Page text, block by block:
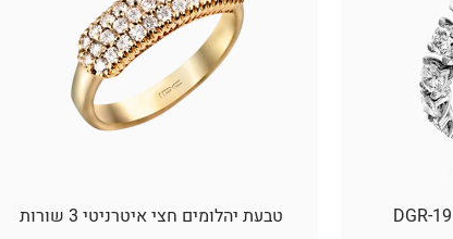
טבעת יהלומים חצי איטרניטי 3 שורות